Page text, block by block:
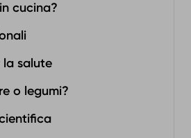
cucina?
la salute
o legumi?